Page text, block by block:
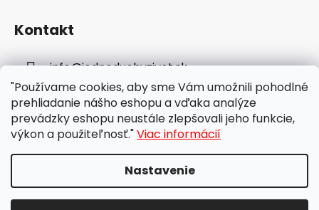
"Používame cookies, aby sme Vám umožnili pohodlné
prehliadanie nášho eshopu a vďaka analýze
prevádzky eshopu neustále zlepšovali jeho funkcie,
výkon a použiteľnosť."Viac informácií
Nastavenie
Kontakt
info@jednoduchyzivot.sk
E-shop: 0948 647 767
Vytvoril Shoptet